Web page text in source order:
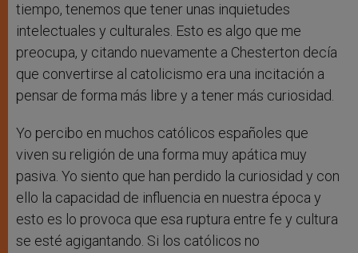
tiempo, tenemos que tener unas inquietudes
intelectuales y culturales. Esto es algo que me
preocupa, y citando nuevamente a Chesterton decía
que convertirse al catolicismo era una incitación a
pensar de forma más libre y a tener más curiosidad.
Yo percibo en muchos católicos españoles que
viven su religión de una forma muy apática muy
pasiva. Yo siento que han perdido la curiosidad y con
ello la capacidad de influencia en nuestra época y
esto es lo provoca que esa ruptura entre fe y cultura
se esté agigantando. Si los católicos no